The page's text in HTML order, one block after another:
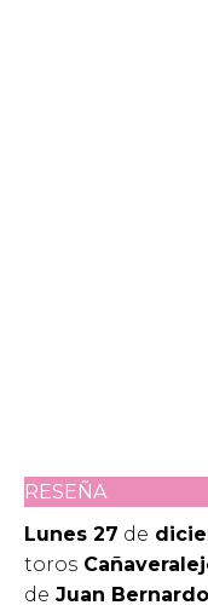
RESEÑA
Lunes 27 de
toros
de Juan